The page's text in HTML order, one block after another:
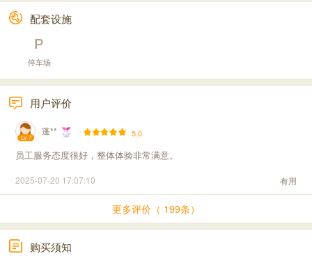
配套设施
停车场
用户评价
Lv. 7
蓬** 5.0
员工服务态度很好，整体体验非常满意。
2025-07-20 17:07:10 有用
更多评价（ 199条）
购买须知